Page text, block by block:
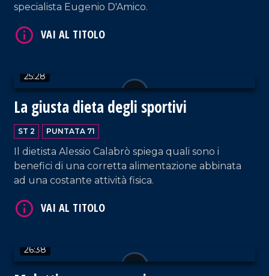
specialista Eugenio D'Amico.
25:28
La giusta dieta degli sportivi
ST 2 PUNTATA 71
Il dietista Alessio Calabrò spiega quali sono i
benefici di una corretta alimentazione abbinata
ad una costante attività fisica.
26:38
VAI AL TITOLO